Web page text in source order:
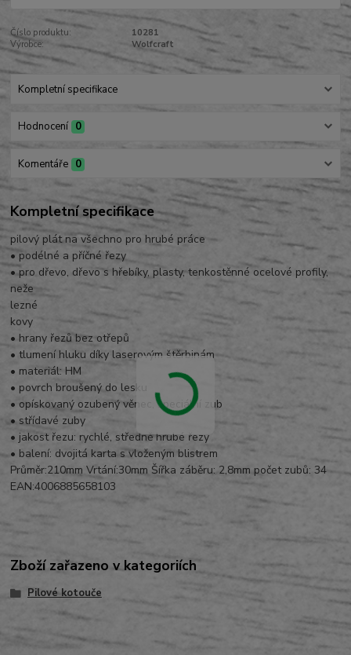
Číslo produktu:
10281
Výrobce:
Wolfcraft
Kompletní specifikace
Hodnocení 0
Komentáře 0
Kompletní specifikace
pilový plát na všechno pro hrubé práce
• podélné a příčné řezy
• pro dřevo, dřevo s hřebíky, plasty, tenkostěnné ocelové profily,
neže
lezné
kovy
• hrany řezů bez otřepů
• tlumení hluku díky laserovým štěrbinám
• materiál: HM
• povrch broušený do lesku
• opískovaný ozubený věnec, speciální zub
• střídavé zuby
• jakost řezu: rychlé, středně hrubé řezy
• balení: dvojitá karta s vloženým blistrem
Průměr:210mm Vrtání:30mm Šířka záběru: 2,8mm počet zubů: 34
EAN:4006885658103
Zboží zařazeno v kategoriích
Pilové kotouče